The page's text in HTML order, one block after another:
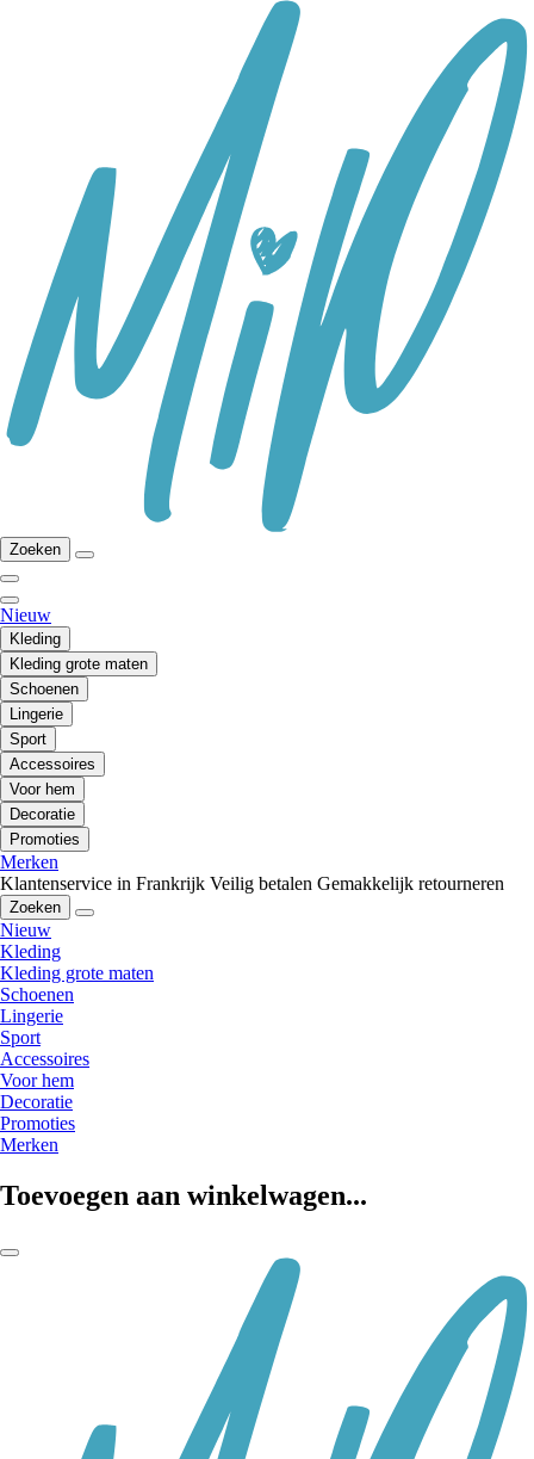
Zoeken
Nieuw
Kleding
Kleding grote maten
Schoenen
Lingerie
Sport
Accessoires
Voor hem
Decoratie
Promoties
Merken
Klantenservice in Frankrijk Veilig betalen Gemakkelijk retourneren
Zoeken
Nieuw
Kleding
Kleding grote maten
Schoenen
Lingerie
Sport
Accessoires
Voor hem
Decoratie
Promoties
Merken
Toevoegen aan winkelwagen...